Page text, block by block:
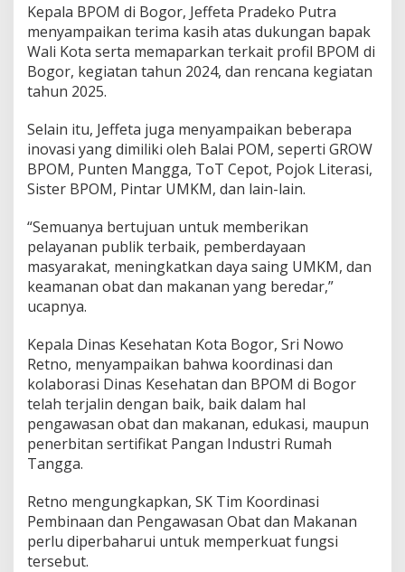
Kepala BPOM di Bogor, Jeffeta Pradeko Putra
menyampaikan terima kasih atas dukungan bapak
Wali Kota serta memaparkan terkait profil BPOM di
Bogor, kegiatan tahun 2024, dan rencana kegiatan
tahun 2025.
Selain itu, Jeffeta juga menyampaikan beberapa
inovasi yang dimiliki oleh Balai POM, seperti GROW
BPOM, Punten Mangga, ToT Cepot, Pojok Literasi,
Sister BPOM, Pintar UMKM, dan lain-lain.
“Semuanya bertujuan untuk memberikan
pelayanan publik terbaik, pemberdayaan
masyarakat, meningkatkan daya saing UMKM, dan
keamanan obat dan makanan yang beredar,”
ucapnya.
Kepala Dinas Kesehatan Kota Bogor, Sri Nowo
Retno, menyampaikan bahwa koordinasi dan
kolaborasi Dinas Kesehatan dan BPOM di Bogor
telah terjalin dengan baik, baik dalam hal
pengawasan obat dan makanan, edukasi, maupun
penerbitan sertifikat Pangan Industri Rumah
Tangga.
Retno mengungkapkan, SK Tim Koordinasi
Pembinaan dan Pengawasan Obat dan Makanan
perlu diperbaharui untuk memperkuat fungsi
tersebut.